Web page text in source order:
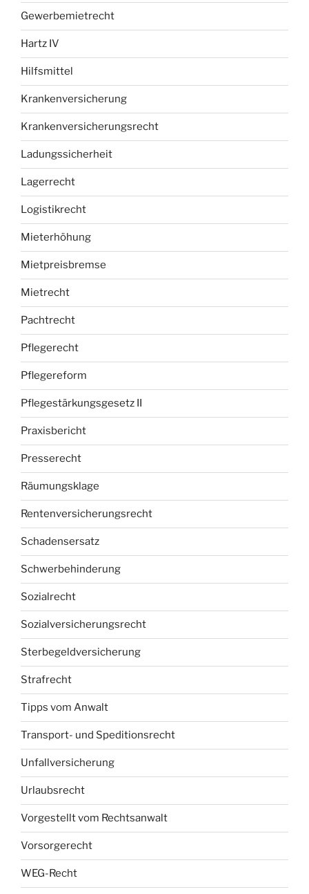
Gewerbemietrecht
Hartz IV
Hilfsmittel
Krankenversicherung
Krankenversicherungsrecht
Ladungssicherheit
Lagerrecht
Logistikrecht
Mieterhöhung
Mietpreisbremse
Mietrecht
Pachtrecht
Pflegerecht
Pflegereform
Pflegestärkungsgesetz II
Praxisbericht
Presserecht
Räumungsklage
Rentenversicherungsrecht
Schadensersatz
Schwerbehinderung
Sozialrecht
Sozialversicherungsrecht
Sterbegeldversicherung
Strafrecht
Tipps vom Anwalt
Transport- und Speditionsrecht
Unfallversicherung
Urlaubsrecht
Vorgestellt vom Rechtsanwalt
Vorsorgerecht
WEG-Recht